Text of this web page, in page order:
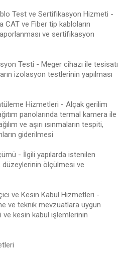
Test ve Sertifikasyon Hizmeti -
CAT ve Fiber tip kabloların
ve sertifikasyon
Testi - Meger cihazı ile tesisatı
izolasyon testlerinin yapılması
Hizmetleri - Alçak gerilim
panolarında termal kamera ile
ve aşırı ısınmaların tespiti,
giderilmesi
- İlgili yapılarda istenilen
düzeylerinin ölçülmesi ve
ve Kesin Kabul Hizmetleri -
ve teknik mevzuatlara uygun
kesin kabul işlemlerinin